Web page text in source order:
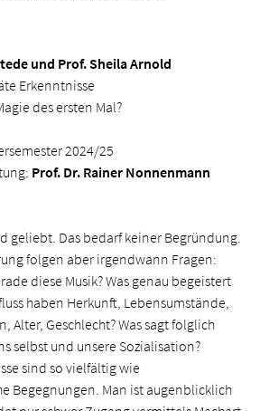
und Prof. Sheila Arnold
Erkenntnisse
des ersten Mal?
2024/25
Prof. Dr. Rainer Nonnenmann
geliebt. Das bedarf keiner Begründung.
folgen aber irgendwann Fragen:
diese Musik? Was genau begeistert
haben Herkunft, Lebensumstände,
Alter, Geschlecht? Was sagt folglich
selbst und unsere Sozialisation?
sind so vielfältig wie
Begegnungen. Man ist augenblicklich